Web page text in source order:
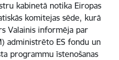
kabinetā notika Eiropas
komitejas sēde, kurā
Valainis informēja par
administrēto ES fondu un
programmu īstenošanas